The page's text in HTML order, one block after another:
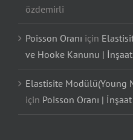
özdemirli
Poisson Oranı için
ve Hooke Kanunu |
Elastisite Modülü(Young
için Poisson Oranı |